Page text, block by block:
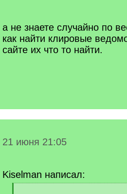
а не знаете случайно по
как найти клировые
сайте их что то найти.
21 июня 21:05
Kiselman написал: